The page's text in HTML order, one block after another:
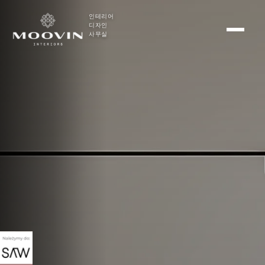
인테리어
디자인
사무실